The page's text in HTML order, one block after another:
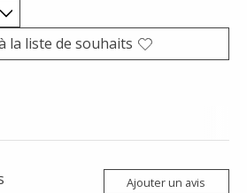
la liste de souhaits
Ajouter un avis